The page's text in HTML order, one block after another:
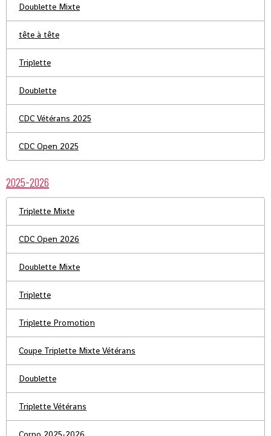
Doublette Mixte
tête à tête
Triplette
Doublette
CDC Vétérans 2025
CDC Open 2025
2025-2026
Triplette Mixte
CDC Open 2026
Doublette Mixte
Triplette
Triplette Promotion
Coupe Triplette Mixte Vétérans
Doublette
Triplette Vétérans